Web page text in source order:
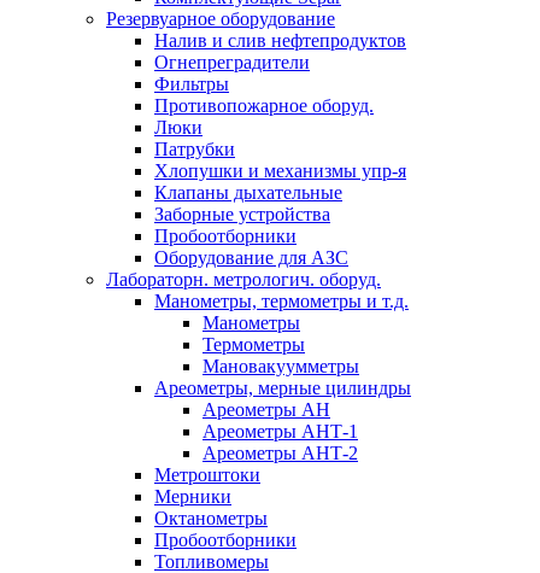
Резервуарное оборудование
Налив и слив нефтепродуктов
Огнепреградители
Фильтры
Противопожарное оборуд.
Люки
Патрубки
Хлопушки и механизмы упр-я
Клапаны дыхательные
Заборные устройства
Пробоотборники
Оборудование для АЗС
Лабораторн. метрологич. оборуд.
Манометры, термометры и т.д.
Манометры
Термометры
Мановакуумметры
Ареометры, мерные цилиндры
Ареометры АН
Ареометры АНТ-1
Ареометры АНТ-2
Метроштоки
Мерники
Октанометры
Пробоотборники
Топливомеры